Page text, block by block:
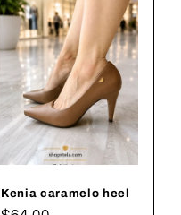
Kenia caramelo heel